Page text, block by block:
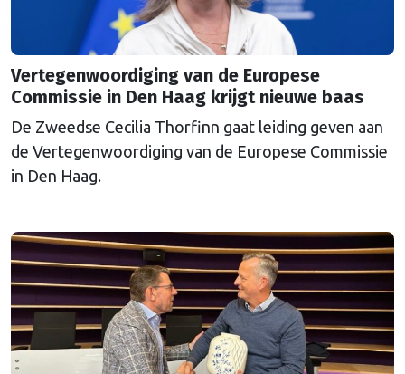
Vertegenwoordiging van de Europese
Commissie in Den Haag krijgt nieuwe baas
De Zweedse Cecilia Thorfinn gaat leiding geven aan
de Vertegenwoordiging van de Europese Commissie
in Den Haag.